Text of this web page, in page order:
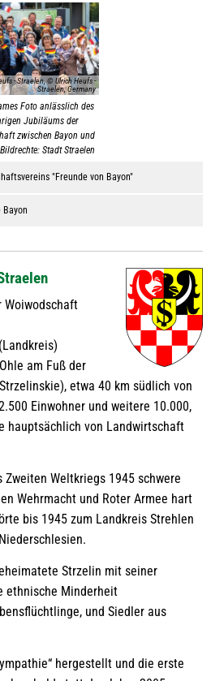
- Straelen, © Ulrich Heufs -
Straelen, Germany
Foto anlässlich des
Jubiläums der
zwischen Bayon und
Stadt Straelen
"Freunde von Bayon"
Bayon
am Fuß der
etwa 40 km südlich von
Einwohner und weitere 10.000,
hauptsächlich von Landwirtschaft
Weltkriegs 1945 schwere
Wehrmacht und Roter Armee hart
bis 1945 zum Landkreis Strehlen
Strzelin mit seiner
ethnische Minderheit
und Siedler aus
hergestellt und die erste